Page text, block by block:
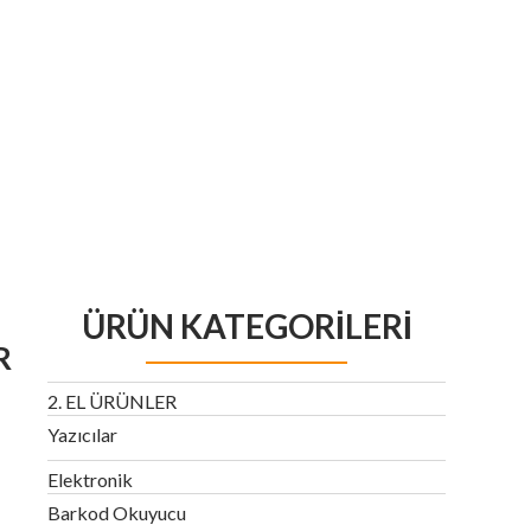
ÜRÜN KATEGORILERI
2. EL ÜRÜNLER
Yazıcılar
Elektronik
Barkod Okuyucu